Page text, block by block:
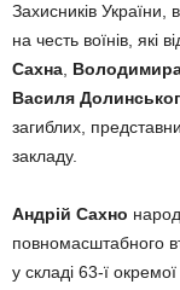
Захисників
на честь воїнів, які
Сахна Володимира
Василя
загиблих,
закладу.
Андрій Сахно
повномасштабного
у складі 63-ї